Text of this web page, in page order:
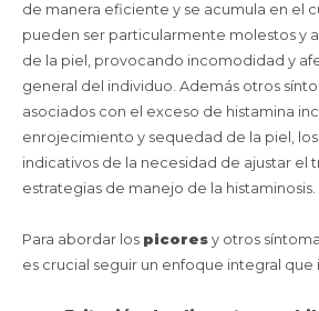
de manera eficiente y se acumula en el
pueden ser particularmente molestos y
de la piel, provocando incomodidad y
general del individuo. Además otros
asociados con el exceso de histamina
enrojecimiento y sequedad de la piel,
indicativos de la necesidad de ajustar el
estrategias de manejo de la histaminosis.
Para abordar los picores y otros
es crucial seguir un enfoque integral que